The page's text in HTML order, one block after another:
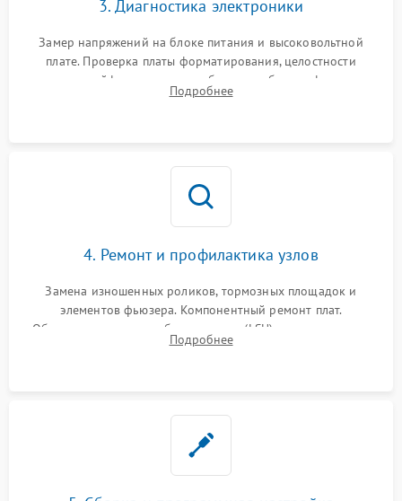
3. Диагностика электроники
Замер напряжений на блоке питания и высоковольтной
плате. Проверка платы форматирования, целостности
плоских шлейфов сканера и работоспособности флажков и
оптопар (датчиков прохождения бумаги).
Подробнее
4. Ремонт и профилактика узлов
Замена изношенных роликов, тормозных площадок и
элементов фьюзера. Компонентный ремонт плат.
Обязательная очистка блока лазера (LSU), зеркал и тракта
печати от просыпанного тонера и бумажной пыли.
Подробнее